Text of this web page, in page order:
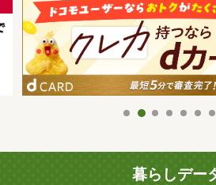
暮らしデー